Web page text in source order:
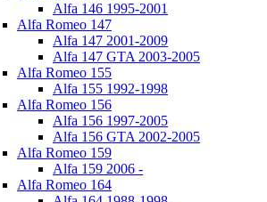
Alfa 146 1995-2001
Alfa Romeo 147
Alfa 147 2001-2009
Alfa 147 GTA 2003-2005
Alfa Romeo 155
Alfa 155 1992-1998
Alfa Romeo 156
Alfa 156 1997-2005
Alfa 156 GTA 2002-2005
Alfa Romeo 159
Alfa 159 2006 -
Alfa Romeo 164